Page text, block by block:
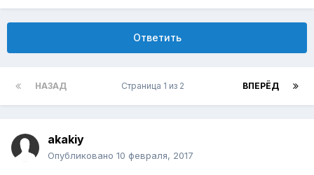
Ответить
НАЗАД ВПЕРЁД
Страница 1 из 2
akakiy
Опубликовано 10 февраля, 2017